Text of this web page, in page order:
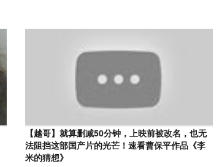
【越哥】就算删减50分钟，上映前被改名，也无
法阻挡这部国产片的光芒！速看曹保平作品《李
米的猜想》